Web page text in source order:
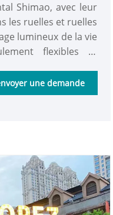
Shimao, avec leur
les ruelles et ruelles
lumineux de la vie
flexibles et
aussi des choix
qu'un style de
une demande